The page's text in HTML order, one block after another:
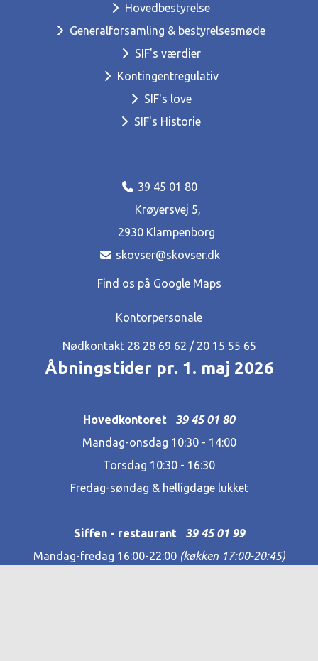
Hovedbestyrelse
Generalforsamling & bestyrelsesmøde
SIF's værdier
Kontingentregulativ
SIF's love
SIF's Historie
39 45 01 80
Krøyersvej 5,
2930 Klampenborg
skovser@skovser.dk
Find os på Google Maps
Kontorpersonale
Nødkontakt 28 28 69 62‬ / 20 15 55 65
Åbningstider pr. 1. maj 2026
Hovedkontoret 39 45 01 80
Mandag-onsdag 10:30 - 14:00
Torsdag 10:30 - 16:30
Fredag-søndag & helligdage lukket
Siffen - restaurant 39 45 01 99
Mandag-fredag 16:00-22:00 (køkken 17:00-20:45)